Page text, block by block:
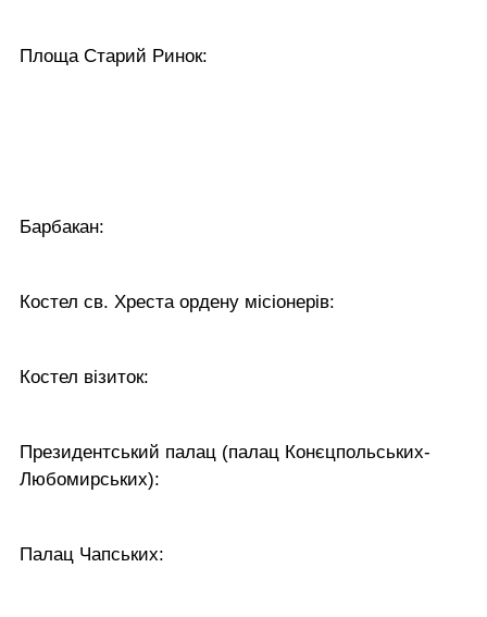
Площа Старий Ринок:
Барбакан:
Костел св. Хреста ордену місіонерів:
Костел візиток:
Президентський палац (палац Конєцпольських-
Любомирських):
Палац Чапських: